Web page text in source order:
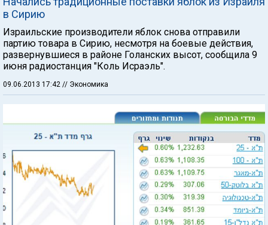
в Сирию
Израильские производители яблок снова отправили
партию товара в Сирию, несмотря на боевые действия,
развернувшиеся в районе Голанских высот, сообщила 9
июня радиостанция "Коль Исраэль".
09.06.2013 17:42 // Экономика